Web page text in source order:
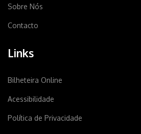
Sobre Nós
Contacto
Links
Bilheteira Online
Acessibilidade
Política de Privacidade